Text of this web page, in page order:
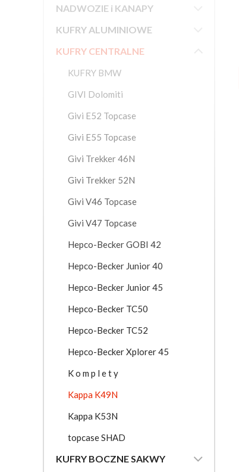
NADWOZIE i KANAPY
KUFRY ALUMINIOWE
KUFRY CENTRALNE
KUFRY BMW
GIVI Dolomiti
Givi E52 Topcase
Givi E55 Topcase
Givi Trekker 46N
Givi Trekker 52N
Givi V46 Topcase
Givi V47 Topcase
Hepco-Becker GOBI 42
Hepco-Becker Junior 40
Hepco-Becker Junior 45
Hepco-Becker TC50
Hepco-Becker TC52
Hepco-Becker Xplorer 45
K o m p l e t y
Kappa K49N
Kappa K53N
topcase SHAD

KUFRY BOCZNE SAKWY